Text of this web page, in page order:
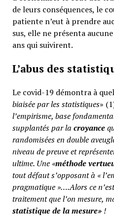
de leurs conséquences, le
patiente n’eut à prendre
sus, elle ne présenta
ans qui suivirent.
L’abus des
Le covid-19 démontra à
biaisée par les statistiques»
l’empirisme, base
supplantés par la croyance
randomisées en double
niveau de preuve et
ultime. Une «méthode
tout défaut s’opposant à «
pragmatique »….Alors ce
traitement que l’on mesure,
statistique de la mesure» !